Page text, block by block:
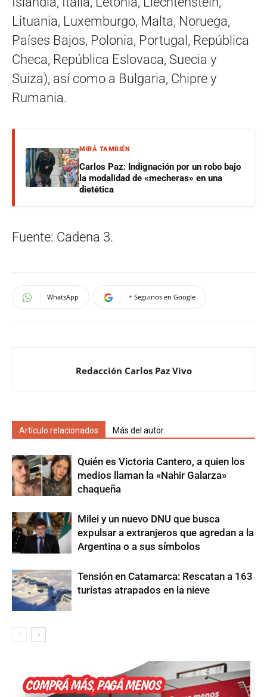
Lituania, Luxemburgo, Malta, Noruega,
Países Bajos, Polonia, Portugal, República
Checa, República Eslovaca, Suecia y
Suiza), así como a Bulgaria, Chipre y
Rumania.
MIRÁ TAMBIÉN
Carlos Paz: Indignación por un robo bajo
la modalidad de «mecheras» en una
dietética
Fuente: Cadena 3.
WhatsApp + Seguinos en Google
Redacción Carlos Paz Vivo
Artículo relacionados Más del autor
Quién es Victoria Cantero, a quien los
medios llaman la «Nahir Galarza»
chaqueña
Milei y un nuevo DNU que busca
expulsar a extranjeros que agredan a la
Argentina o a sus símbolos
Tensión en Catamarca: Rescatan a 163
turistas atrapados en la nieve